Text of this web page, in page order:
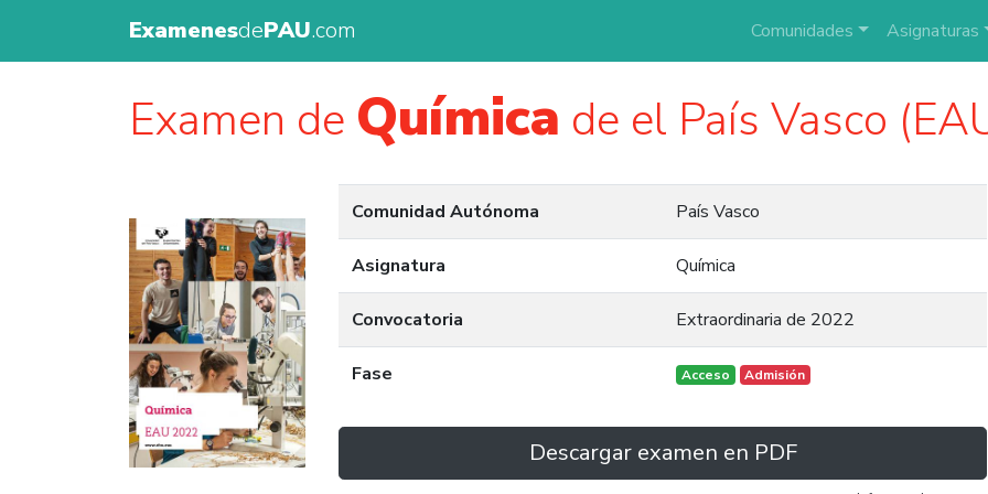
ExamenesdePAU.com Comunidades Asignaturas
Examen de Química de el País Vasco
Comunidad Autónoma País Vasco
Asignatura Química
Convocatoria Extraordinaria de 2022
Fase Acceso Admisión
Descargar examen en PDF